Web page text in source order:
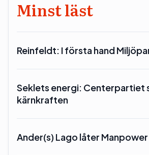
Minst läst
Reinfeldt: I första hand
Seklets energi: Centerpartiet
kärnkraften
Ander(s) Lago låter